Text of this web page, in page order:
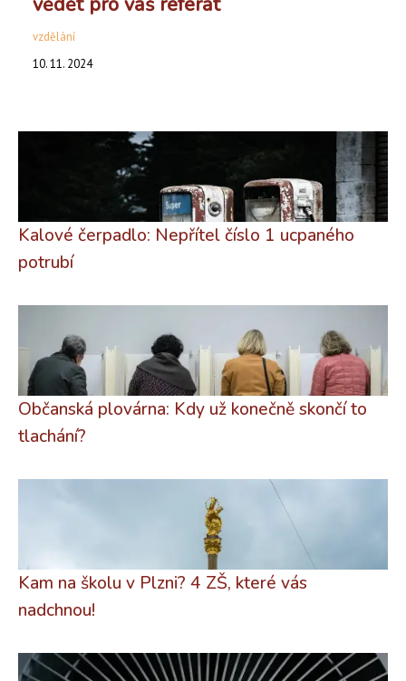
vzdělání
10. 11. 2024
Kalové čerpadlo: Nepřítel číslo 1 ucpaného
potrubí
Občanská plovárna: Kdy už konečně skončí to
tlachání?
Kam na školu v Plzni? 4 ZŠ, které vás
nadchnou!